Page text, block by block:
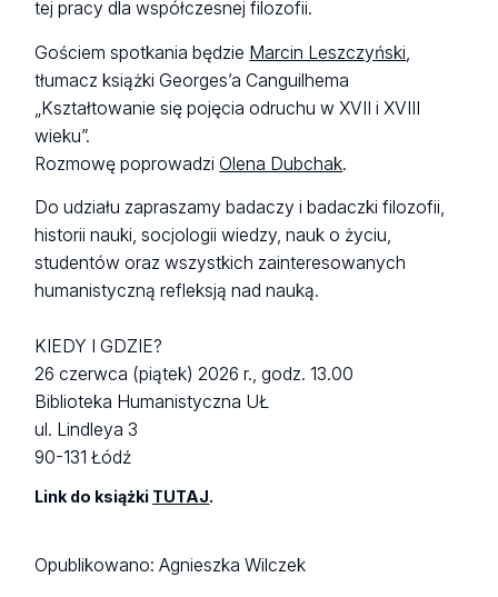
tej pracy dla współczesnej filozofii.
Gościem spotkania będzie Marcin Leszczyński
tłumacz książki Georges’a Canguilhema
„Kształtowanie się pojęcia odruchu w XVII i XVIII
wieku”.
Rozmowę poprowadziOlena Dubchak.
Do udziału zapraszamy badaczy i badaczki filozofii,
historii nauki, socjologii wiedzy, nauk o życiu,
studentów oraz wszystkich zainteresowanych
humanistyczną refleksją nad nauką.
KIEDY I GDZIE?
26 czerwca (piątek) 2026 r., godz. 13.00
Biblioteka Humanistyczna UŁ
ul. Lindleya 3
90-131 Łódź
Link do książki TUTAJ.
Opublikowano:Agnieszka Wilczek